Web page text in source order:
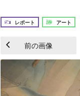
レポート アート
前の画像